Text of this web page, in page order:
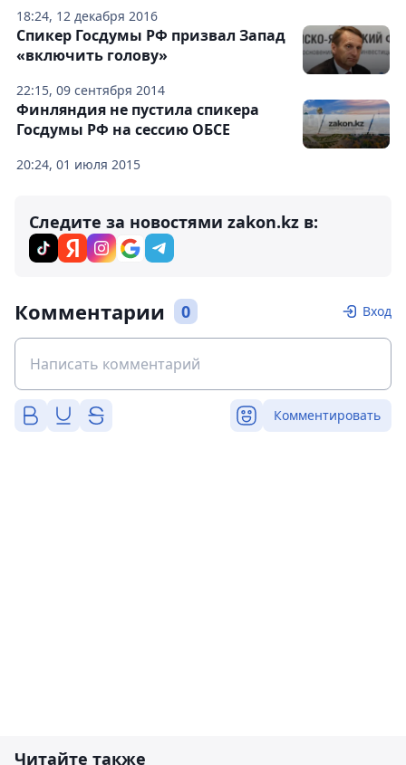
18:24, 12 декабря 2016
22:15, 09 сентября 2014
Спикер Госдумы РФ призвал Запад
«включить голову»
20:24, 01 июля 2015
Финляндия не пустила спикера
Госдумы РФ на сессию ОБСЕ
Следите за новостями zakon.kz в:
Комментарии 0 Вход
Комментировать
Читайте также